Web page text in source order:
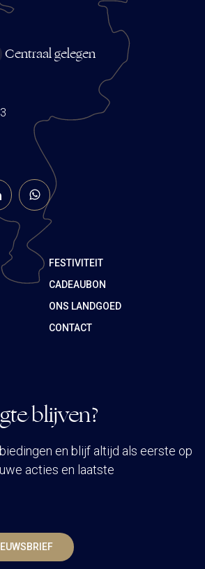
Centraal gelegen
FESTIVITEIT
CADEAUBON
ONS LANDGOED
CONTACT
blijven?
en blijf altijd als eerste op
acties en laatste